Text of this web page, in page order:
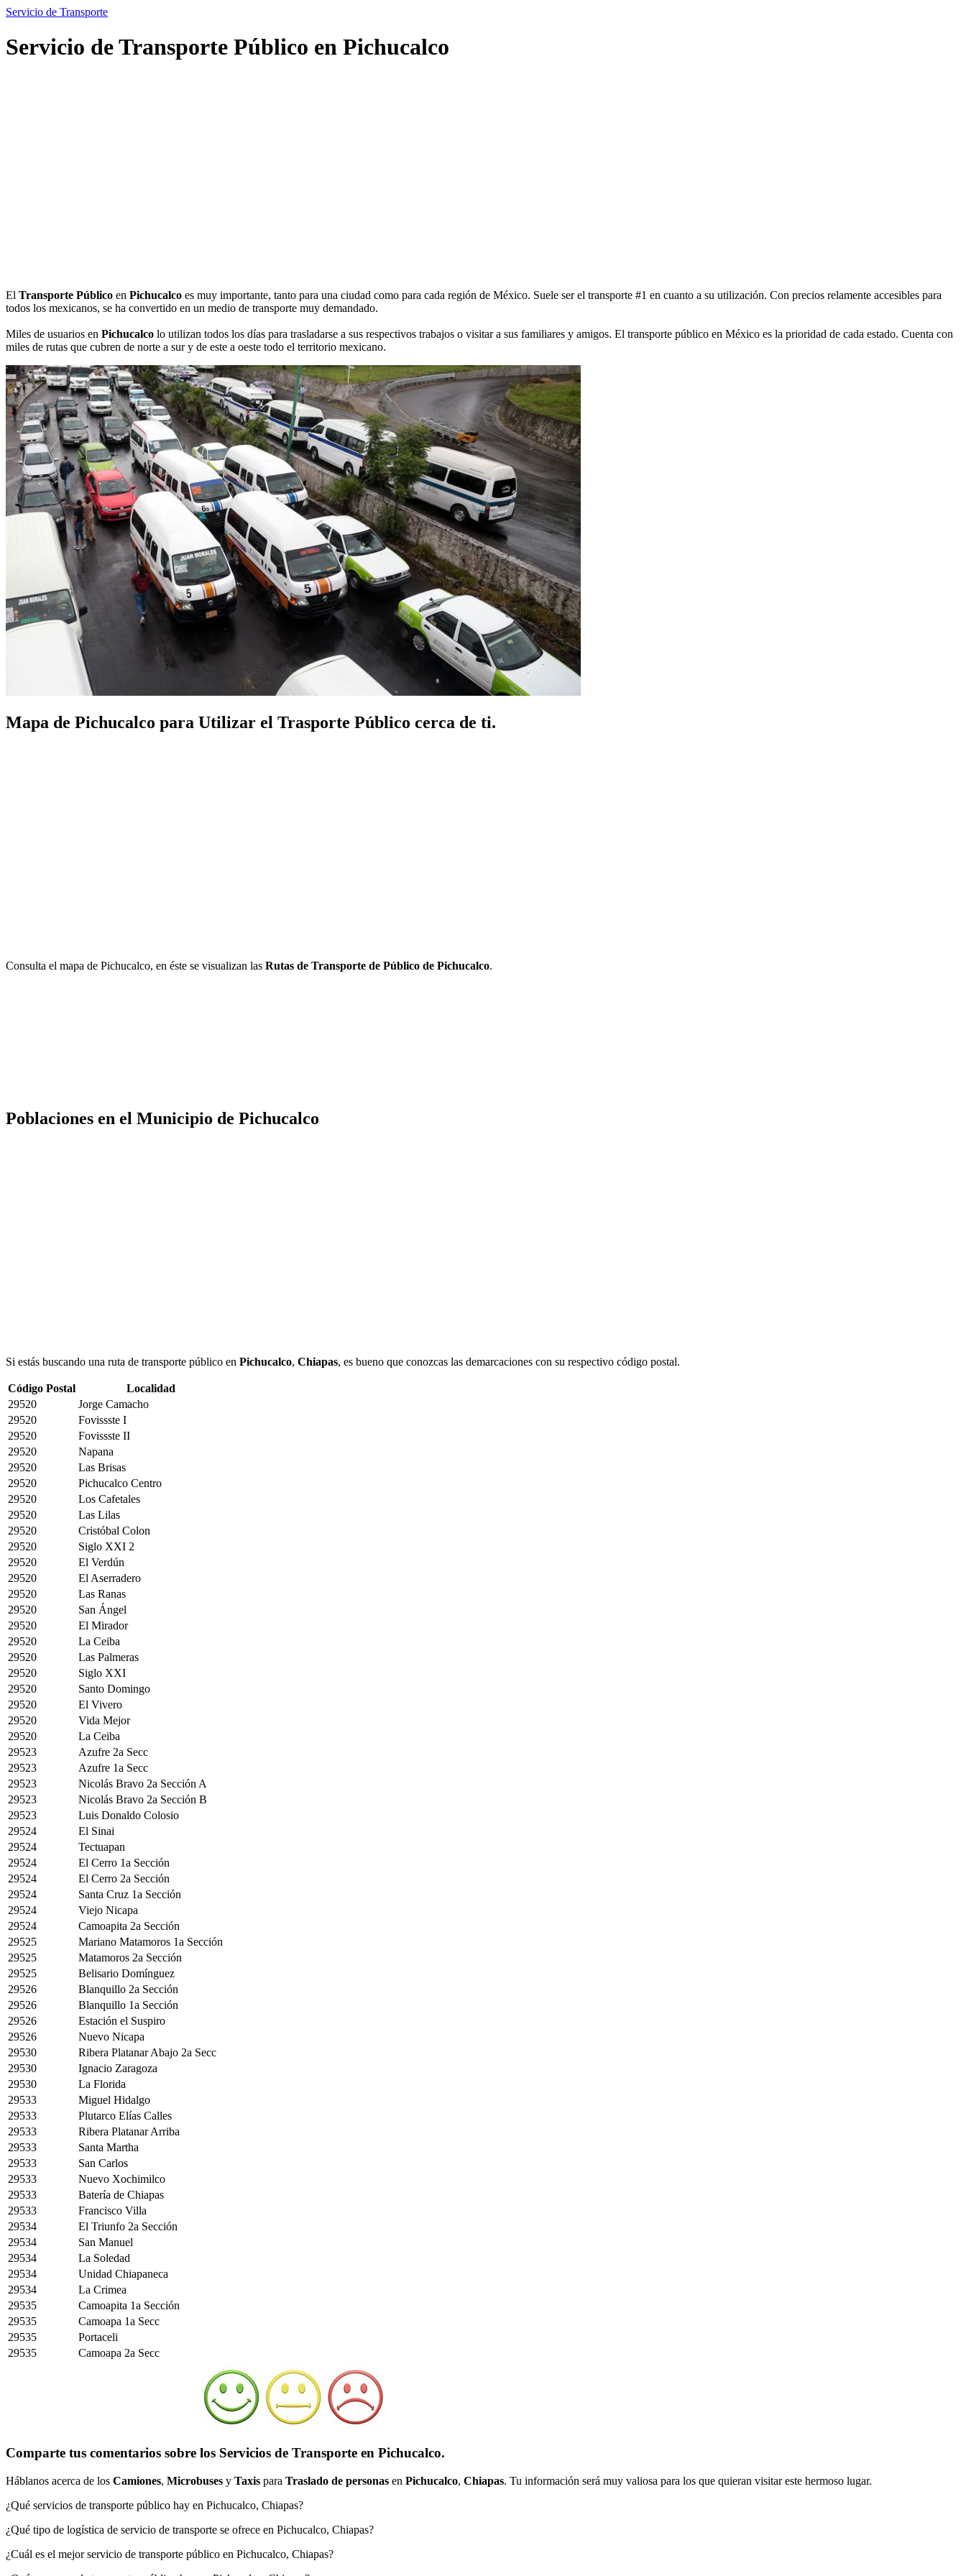
Servicio de Transporte
Servicio de Transporte Público en Pichucalco
El Transporte Público en Pichucalco es muy importante, tanto para una ciudad como para cada región de México. Suele ser el transporte #1 en cuanto a su utilización. Con precios relamente accesibles para
todos los mexicanos, se ha convertido en un medio de transporte muy demandado.
Miles de usuarios en Pichucalco lo utilizan todos los días para trasladarse a sus respectivos trabajos o visitar a sus familiares y amigos. El transporte público en México es la prioridad de cada estado. Cuenta con
miles de rutas que cubren de norte a sur y de este a oeste todo el territorio mexicano.
Mapa de Pichucalco para Utilizar el Trasporte Público cerca de ti.
Consulta el mapa de Pichucalco, en éste se visualizan las Rutas de Transporte de Público de Pichucalco.
Poblaciones en el Municipio de Pichucalco
Si estás buscando una ruta de transporte público en Pichucalco, Chiapas, es bueno que conozcas las demarcaciones con su respectivo código postal.
Código Postal
Localidad
29520
Jorge Camacho
29520
Fovissste I
29520
Fovissste II
29520
Napana
29520
Las Brisas
29520
Pichucalco Centro
29520
Los Cafetales
29520
Las Lilas
29520
Cristóbal Colon
29520
Siglo XXI 2
29520
El Verdún
29520
El Aserradero
29520
Las Ranas
29520
San Ángel
29520
El Mirador
29520
La Ceiba
29520
Las Palmeras
29520
Siglo XXI
29520
Santo Domingo
29520
El Vivero
29520
Vida Mejor
29520
La Ceiba
29523
Azufre 2a Secc
29523
Azufre 1a Secc
29523
Nicolás Bravo 2a Sección A
29523
Nicolás Bravo 2a Sección B
29523
Luis Donaldo Colosio
29524
El Sinai
29524
Tectuapan
29524
El Cerro 1a Sección
29524
El Cerro 2a Sección
29524
Santa Cruz 1a Sección
29524
Viejo Nicapa
29524
Camoapita 2a Sección
29525
Mariano Matamoros 1a Sección
29525
Matamoros 2a Sección
29525
Belisario Domínguez
29526
Blanquillo 2a Sección
29526
Blanquillo 1a Sección
29526
Estación el Suspiro
29526
Nuevo Nicapa
29530
Ribera Platanar Abajo 2a Secc
29530
Ignacio Zaragoza
29530
La Florida
29533
Miguel Hidalgo
29533
Plutarco Elías Calles
29533
Ribera Platanar Arriba
29533
Santa Martha
29533
San Carlos
29533
Nuevo Xochimilco
29533
Batería de Chiapas
29533
Francisco Villa
29534
El Triunfo 2a Sección
29534
San Manuel
29534
La Soledad
29534
Unidad Chiapaneca
29534
La Crimea
29535
Camoapita 1a Sección
29535
Camoapa 1a Secc
29535
Portaceli
29535
Camoapa 2a Secc
Comparte tus comentarios sobre los Servicios de Transporte en Pichucalco.
Háblanos acerca de los Camiones, Microbuses y Taxis para Traslado de personas en Pichucalco, Chiapas. Tu información será muy valiosa para los que quieran visitar este hermoso lugar.
¿Qué servicios de transporte público hay en Pichucalco, Chiapas?
¿Qué tipo de logística de servicio de transporte se ofrece en Pichucalco, Chiapas?
¿Cuál es el mejor servicio de transporte público en Pichucalco, Chiapas?